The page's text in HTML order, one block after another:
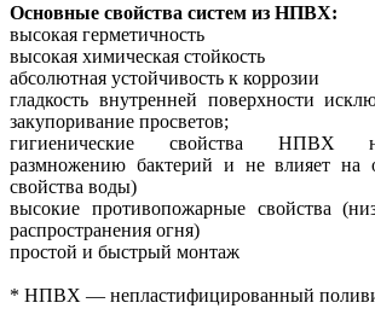
Основные свойства систем из НПВХ:
высокая герметичность
высокая химическая стойкость
абсолютная устойчивость к коррозии
гладкость внутренней поверхности
закупоривание просветов;
гигиенические свойства НПВХ
размножению бактерий и не влияет на
свойства воды)
высокие противопожарные свойства
распространения огня)
простой и быстрый монтаж
* НПВХ — непластифицированный